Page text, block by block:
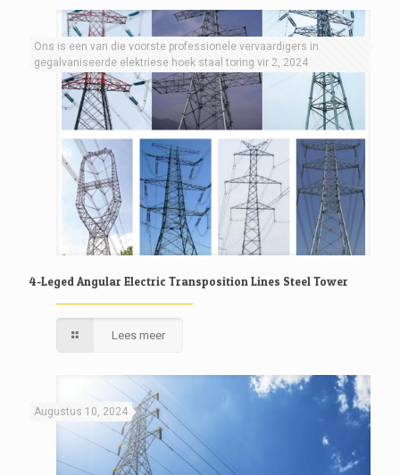
Ons is een van die voorste professionele vervaardigers in
gegalvaniseerde elektriese hoek staal toring vir 2, 2024
4-Leged Angular Electric Transposition Lines Steel Tower
Lees meer
Augustus 10, 2024